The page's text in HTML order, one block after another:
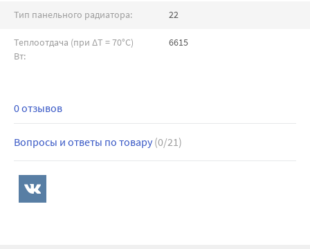
Тип панельного радиатора: 22
Теплоотдача (при ∆T = 70°C)
Вт:
6615
0 отзывов
Вопросы и ответы по товару (0/21)